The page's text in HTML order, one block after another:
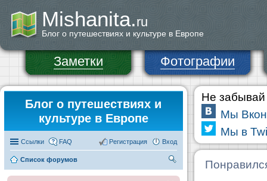
Mishanita.ru
Блог о путешествиях и культуре в Европе
Заметки Фотографии
Блог о путешествиях и
культуре в Европе
Ссылки FAQ Вход
Регистрация
Список форумов
Не забывай
Мы
Мы в